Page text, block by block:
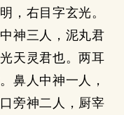
，右目字玄光。
神三人，泥丸君
天灵君也。两耳
鼻人中神一人，
旁神二人，厨宰